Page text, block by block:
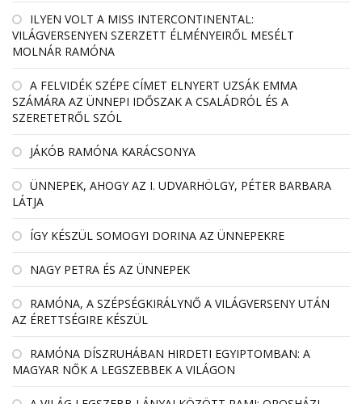
ILYEN VOLT A MISS INTERCONTINENTAL:
VILÁGVERSENYEN SZERZETT ÉLMÉNYEIRŐL MESÉLT
MOLNÁR RAMÓNA
A FELVIDÉK SZÉPE CÍMET ELNYERT UZSÁK EMMA
SZÁMÁRA AZ ÜNNEPI IDŐSZAK A CSALÁDRÓL ÉS A
SZERETETRŐL SZÓL
JÁKÓB RAMÓNA KARÁCSONYA
ÜNNEPEK, AHOGY AZ I. UDVARHÖLGY, PÉTER BARBARA
LÁTJA
ÍGY KÉSZÜL SOMOGYI DORINA AZ ÜNNEPEKRE
NAGY PETRA ÉS AZ ÜNNEPEK
RAMÓNA, A SZÉPSÉGKIRÁLYNŐ A VILÁGVERSENY UTÁN
AZ ÉRETTSÉGIRE KÉSZÜL
RAMÓNA DÍSZRUHÁBAN HIRDETI EGYIPTOMBAN: A
MAGYAR NŐK A LEGSZEBBEK A VILÁGON